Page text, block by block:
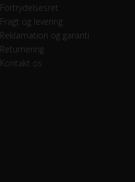
Fortrydelsesret
Fragt og levering
Reklamation og garanti
Returnering
Kontakt os